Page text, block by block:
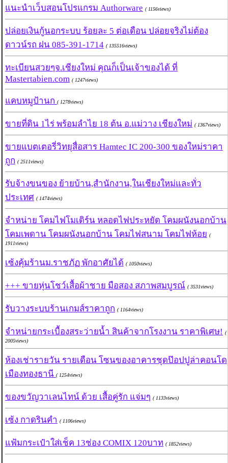
แนะนำเว็บสอนโปรแกรม Authorware ( 1156views)
ปล่อยเงินกู้นอกระบบ ร้อยละ 5 ต่อเดือน ปล่อยจริงไม่ต้อง
ดาวน์รถ ฝน 085-391-1714 ( 135516views)
ทะเบียนสวยๆจ.เชียงใหม่ คุณก็เป็นเจ้าของได้ ที่
Mastertabien.com ( 1247views)
แคบหมูป้านก ( 1278views)
ขายที่ดิน 1ไร่ พร้อมลำไย 18 ต้น อ.แม่วาง เชียงใหม่ ( 1367views)
ขายแบตเตอรี่วิทยุสื่อสาร Hamtec IC 200-300 ของใหม่ราคา
ถูก ( 2511views)
รับจ้างขนของ ย้ายบ้าน,สำนักงาน,ในเชียงใหม่และทั่ว
ประเทศ ( 1474views)
จำหน่าย โคมไฟโมเดิร์น หลอดไฟประหยัด โคมผนังนอกบ้าน
โคมเพดาน โคมผนังนอกบ้าน โคมไฟสนาม โคมไฟห้อย (
1911views)
เซ้งคุ้มร้านม.ราชภัฏ พักอาศัยได้ ( 1050views)
+++ ขายหุ่นโชว์เสื้อผ้าชาย มือสอง สภาพสมบูรณ์ ( 3531views)
รับวางระบบร้านเกมส์ราคาถูก ( 1164views)
จำหน่ายกระเบื้องสระว่ายน้ำ สินค้าจากโรงงาน ราคาพิเศษ! (
2005views)
ห้องเช่ารายวัน รายเดือน โซนของอาคารชุดป๊อปปูล่าคอนโด
เมืองทองธานี ( 1254views)
ของขวัญวาเลนไทน์ ด้วย เสื้อคู่รัก แจ่มๆ ( 1133views)
เซ้ง กาดรินคำ ( 1106views)
แฟ้มกระเป๋าใส่เช็ค 13ช่อง COMIX 120บาท ( 1852views)